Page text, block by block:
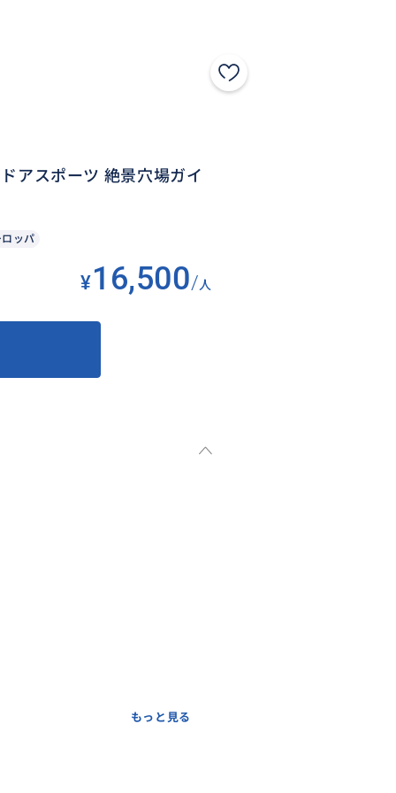
アスポーツ 絶景穴場ガイ
ッパ
¥16,500/人
もっと見る